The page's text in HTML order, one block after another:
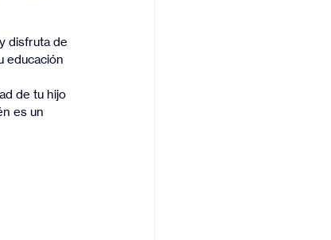
disfruta de
educación
de tu hijo
es un